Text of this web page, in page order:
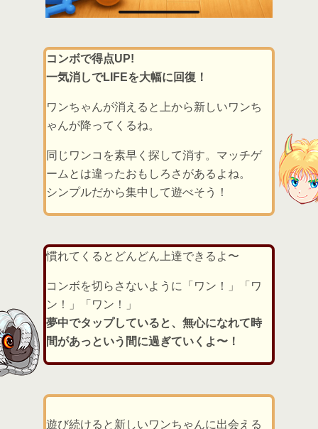
コンボで得点UP!
一気消しでLIFEを大幅に回復！
ワンちゃんが消えると上から新しいワンち
ゃんが降ってくるね。
同じワンコを素早く探して消す。マッチゲ
ームとは違ったおもしろさがあるよね。
シンプルだから集中して遊べそう！
慣れてくるとどんどん上達できるよ〜
コンボを切らさないように「ワン！」「ワ
ン！」「ワン！」
夢中でタップしていると、無心になれて時
間があっという間に過ぎていくよ〜！
遊び続けると新しいワンちゃんに出会える